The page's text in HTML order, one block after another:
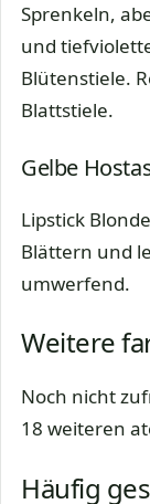
Sprenkeln,
und
Blütenstiele.
Blattstiele.
Gelbe
Lipstick
Blättern und
umwerfend.
Weitere
Noch nicht
18 weiteren
Häufig